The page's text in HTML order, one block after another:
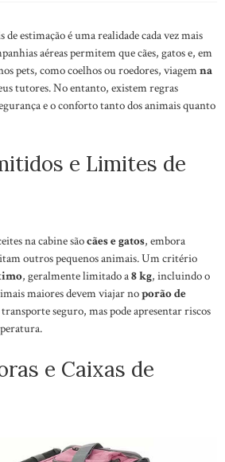
estimação é uma realidade cada vez mais
aéreas permitem que cães, gatos e, em
pets, como coelhos ou roedores, viagemna
tutores. No entanto, existem regras
e o conforto tanto dos animais quanto
e Limites de
na cabine sãocães e gatos, embora
outros pequenos animais. Um critério
, geralmente limitado a8 kg, incluindo o
maiores devem viajar noporão de
transporte seguro, mas pode apresentar riscos
e Caixas de